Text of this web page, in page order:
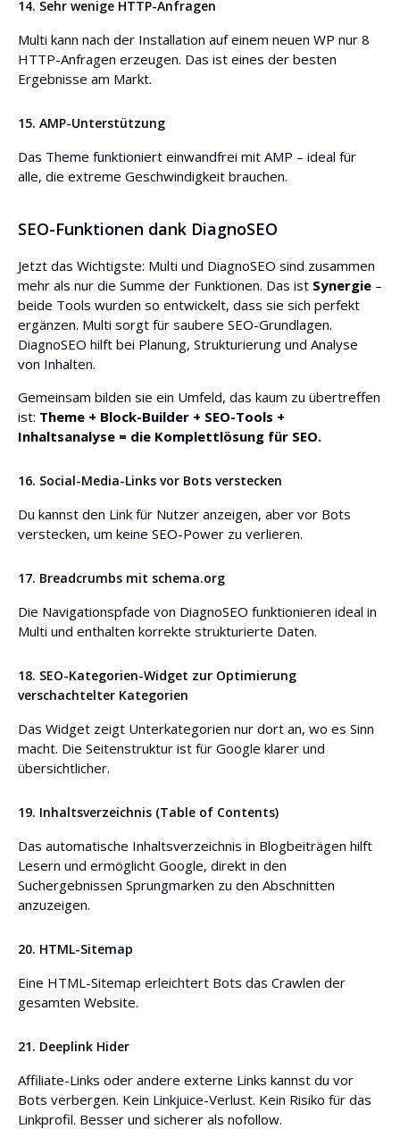
14. Sehr wenige HTTP-Anfragen
Multi kann nach der Installation auf einem neuen WP nur 8
HTTP-Anfragen erzeugen. Das ist eines der besten
Ergebnisse am Markt.
15. AMP-Unterstützung
Das Theme funktioniert einwandfrei mit AMP – ideal für
alle, die extreme Geschwindigkeit brauchen.
SEO-Funktionen dank DiagnoSEO
Jetzt das Wichtigste: Multi und DiagnoSEO sind zusammen
mehr als nur die Summe der Funktionen. Das ist Synergie –
beide Tools wurden so entwickelt, dass sie sich perfekt
ergänzen. Multi sorgt für saubere SEO-Grundlagen.
DiagnoSEO hilft bei Planung, Strukturierung und Analyse
von Inhalten.
Gemeinsam bilden sie ein Umfeld, das kaum zu übertreffen
ist: Theme + Block-Builder + SEO-Tools +
Inhaltsanalyse = die Komplettlösung für SEO.
16. Social-Media-Links vor Bots verstecken
Du kannst den Link für Nutzer anzeigen, aber vor Bots
verstecken, um keine SEO-Power zu verlieren.
17. Breadcrumbs mit schema.org
Die Navigationspfade von DiagnoSEO funktionieren ideal in
Multi und enthalten korrekte strukturierte Daten.
18. SEO-Kategorien-Widget zur Optimierung
verschachtelter Kategorien
Das Widget zeigt Unterkategorien nur dort an, wo es Sinn
macht. Die Seitenstruktur ist für Google klarer und
übersichtlicher.
19. Inhaltsverzeichnis (Table of Contents)
Das automatische Inhaltsverzeichnis in Blogbeiträgen hilft
Lesern und ermöglicht Google, direkt in den
Suchergebnissen Sprungmarken zu den Abschnitten
anzuzeigen.
20. HTML-Sitemap
Eine HTML-Sitemap erleichtert Bots das Crawlen der
gesamten Website.
21. Deeplink Hider
Affiliate-Links oder andere externe Links kannst du vor
Bots verbergen. Kein Linkjuice-Verlust. Kein Risiko für das
Linkprofil. Besser und sicherer als nofollow.